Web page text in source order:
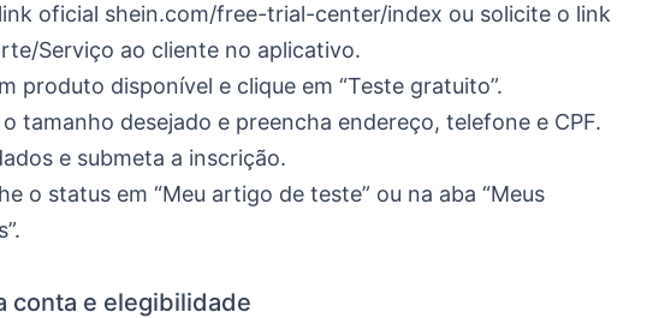
oficial shein.com/free-trial-center/index ou solicite o link
Serviço ao cliente no aplicativo.
produto disponível e clique em “Teste gratuito”.
o tamanho desejado e preencha endereço, telefone e CPF.
e submeta a inscrição.
o status em “Meu artigo de teste” ou na aba “Meus
conta e elegibilidade